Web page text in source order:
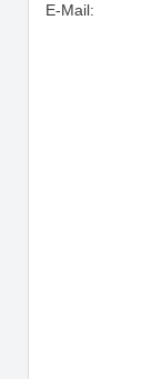
E-Mail: